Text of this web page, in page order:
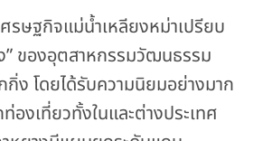
รษฐกิจแม่น้ำเหลียงหม่าเปรียบ
” ของอุตสาหกรรมวัฒนธรรม
กิ่ง โดยได้รับความนิยมอย่างมาก
องเที่ยวทั้งในและต่างประเทศ